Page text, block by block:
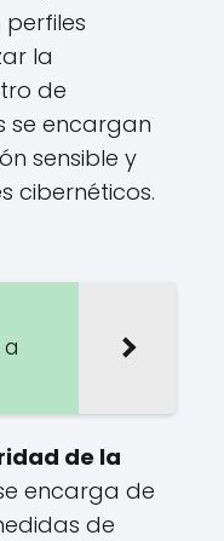
la
de
se encargan
sensible y
cibernéticos.
de la
encarga de
de